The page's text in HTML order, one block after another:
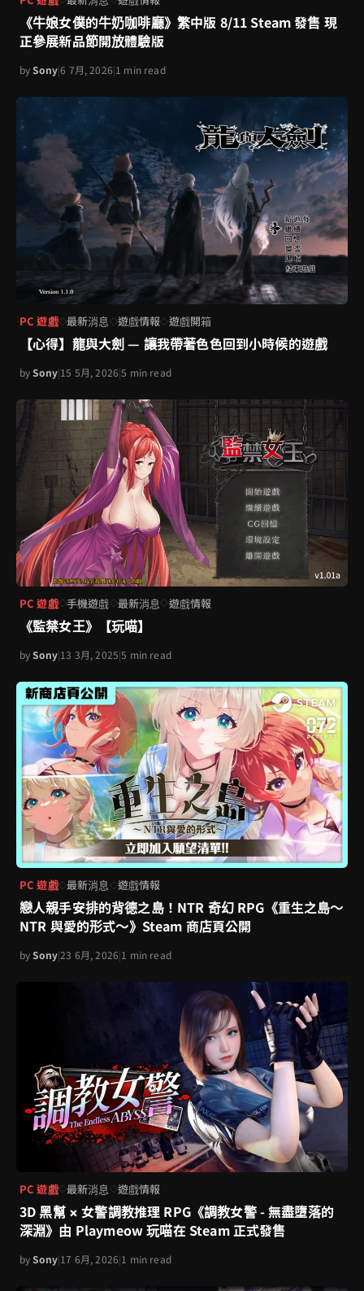
《牛娘女僕的牛奶咖啡廳》繁中版 8/11 Steam 發售 現
正參展新品節開放體驗版
bySony|6 7月, 2026|1 min read
PC 遊戲◇最新消息◇遊戲情報◇遊戲開箱
【心得】龍與大劍 — 讓我帶著色色回到小時候的遊戲
bySony|15 5月, 2026|5 min read
PC 遊戲◇手機遊戲◇最新消息◇遊戲情報
《監禁女王》【玩喵】
bySony|13 3月, 2025|5 min read
PC 遊戲◇最新消息◇遊戲情報
戀人親手安排的背德之島！NTR 奇幻 RPG《重生之島～
NTR 與愛的形式～》Steam 商店頁公開
bySony|23 6月, 2026|1 min read
PC 遊戲◇最新消息◇遊戲情報
3D 黑幫 × 女警調教推理 RPG《調教女警 - 無盡墮落的
深淵》由 Playmeow 玩喵在 Steam 正式發售
bySony|17 6月, 2026|1 min read